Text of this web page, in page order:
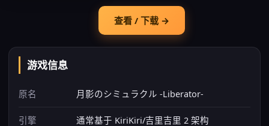
查看 / 下载 →
游戏信息
原名 月影のシミュラクル -Liberator-
引擎 通常基于 KiriKiri/吉里吉里 2 架构